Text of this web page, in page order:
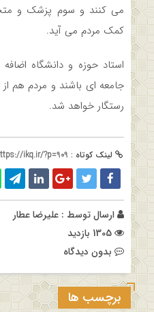
می کنند و سوم پزشک و
کمک مردم می آید.
استاد حوزه و دانشگاه
جامعه ای باشند و مردم هم
رستگار خواهد شد.
لینک کوتاه : ikq.ir/?p=909
ارسال توسط : علیرضا عطار
بدون دیدگاه
برچسب ها